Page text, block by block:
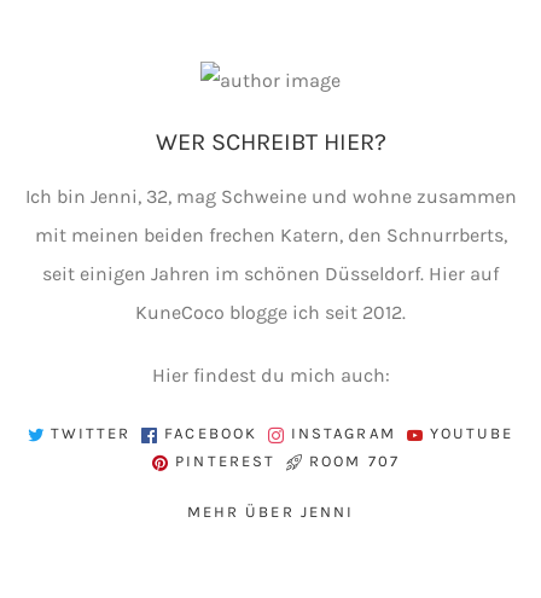
WER SCHREIBT HIER?
Ich bin Jenni, 32, mag Schweine und wohne zusammen
mit meinen beiden frechen Katern, den Schnurrberts,
seit einigen Jahren im schönen Düsseldorf. Hier auf
KuneCoco blogge ich seit 2012.
Hier findest du mich auch:
TWITTER FACEBOOK INSTAGRAM
YOUTUBE
PINTEREST
ROOM 707
MEHR ÜBER JENNI